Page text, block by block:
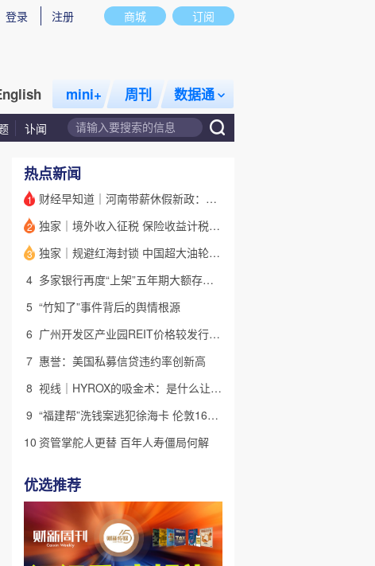
商城 订阅
登录 注册
mini+ 周刊 数据通
讣闻
话题 特别呈现 私房课
热点新闻
1 财经早知道｜河南带薪休假新政：领导干部带头，全员应休尽休
2 独家｜境外收入征税 保险收益计税详解(含视频)
3
独家｜规避红海封锁 中国超大油轮停靠埃及绕行非洲
4
多家银行再度“上架”五年期大额存单 有何考量？(含视频)
5 “竹知了”事件背后的舆情根源
6
广州开发区产业园REIT价格较发行价“腰斩” 底层资产出租率降至67%
7 惠誉：美国私募信贷违约率创新高
8
视线｜HYROX的吸金术：是什么让中产们甘心“花钱找虐”？
9
“福建帮”洗钱案逃犯徐海卡 伦敦16套房拟被英国没收(含视频)
10 资管掌舵人更替 百年人寿僵局何解
优选推荐